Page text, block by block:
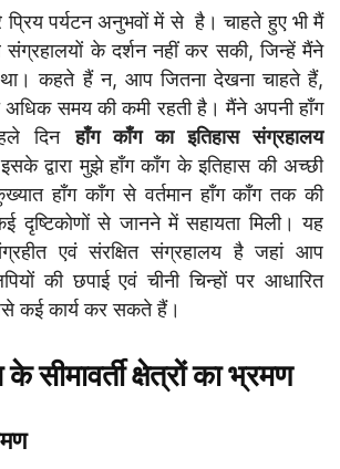
पर्यटन अनुभवों में से है। चाहते हुए भी मैं
के दर्शन नहीं कर सकी, जिन्हें मैंने
कहते हैं न, आप जितना देखना चाहते हैं,
समय की कमी रहती है। मैंने अपनी हाँग
दिनहाँग काँग का इतिहास संग्रहालय
द्वारा मुझे हाँग काँग के इतिहास की अच्छी
हाँग काँग से वर्तमान हाँग काँग तक की
दृष्टिकोणों से जानने में सहायता मिली। यह
एवं संरक्षित संग्रहालय है जहां आप
की छपाई एवं चीनी चिन्हों पर आधारित
कई कार्य कर सकते हैं।
सीमावर्ती क्षेत्रों का भ्रमण